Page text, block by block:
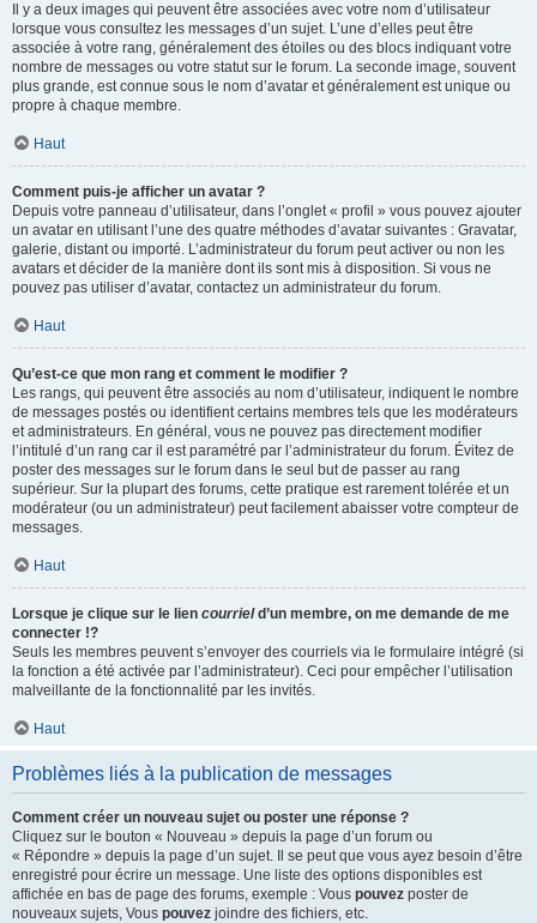
Il y a deux images qui peuvent être associées avec votre nom d’utilisateur
lorsque vous consultez les messages d’un sujet. L’une d’elles peut être
associée à votre rang, généralement des étoiles ou des blocs indiquant votre
nombre de messages ou votre statut sur le forum. La seconde image, souvent
plus grande, est connue sous le nom d’avatar et généralement est unique ou
propre à chaque membre.
Haut
Comment puis-je afficher un avatar ?
Depuis votre panneau d’utilisateur, dans l’onglet « profil » vous pouvez ajouter
un avatar en utilisant l’une des quatre méthodes d’avatar suivantes : Gravatar,
galerie, distant ou importé. L’administrateur du forum peut activer ou non les
avatars et décider de la manière dont ils sont mis à disposition. Si vous ne
pouvez pas utiliser d’avatar, contactez un administrateur du forum.
Haut
Qu’est-ce que mon rang et comment le modifier ?
Les rangs, qui peuvent être associés au nom d’utilisateur, indiquent le nombre
de messages postés ou identifient certains membres tels que les modérateurs
et administrateurs. En général, vous ne pouvez pas directement modifier
l’intitulé d’un rang car il est paramétré par l’administrateur du forum. Évitez de
poster des messages sur le forum dans le seul but de passer au rang
supérieur. Sur la plupart des forums, cette pratique est rarement tolérée et un
modérateur (ou un administrateur) peut facilement abaisser votre compteur de
messages.
Haut
Lorsque je clique sur le lien courrield’un membre, on me demande de me
connecter !?
Seuls les membres peuvent s’envoyer des courriels via le formulaire intégré (si
la fonction a été activée par l’administrateur). Ceci pour empêcher l’utilisation
malveillante de la fonctionnalité par les invités.
Haut
Problèmes liés à la publication de messages
Comment créer un nouveau sujet ou poster une réponse ?
Cliquez sur le bouton « Nouveau » depuis la page d’un forum ou
« Répondre » depuis la page d’un sujet. Il se peut que vous ayez besoin d’être
enregistré pour écrire un message. Une liste des options disponibles est
affichée en bas de page des forums, exemple : Vous pouvez poster de
nouveaux sujets, Vous pouvez joindre des fichiers, etc.